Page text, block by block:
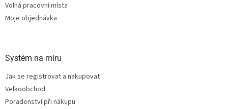
Volná pracovní místa
Moje objednávka
Systém na míru
Jak se registrovat a nakupovat
Velkoobchod
Poradenství při nákupu